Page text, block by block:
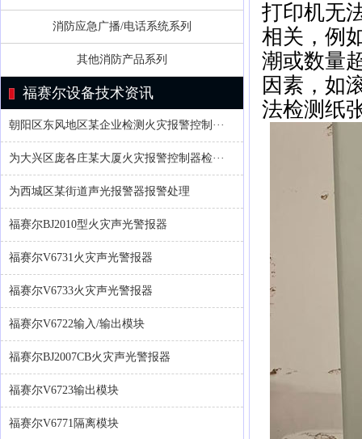
消防应急广播/电话系统系列
其他消防产品系列
福赛尔设备技术资讯
朝阳区东风地区某企业检测火灾报警控制···
为大兴区庞各庄某大厦火灾报警控制器检···
为西城区某街道声光报警器报警处理
福赛尔BJ2010型火灾声光警报器
福赛尔V6731火灾声光警报器
福赛尔V6733火灾声光警报器
福赛尔V6722输入/输出模块
福赛尔BJ2007CB火灾声光警报器
福赛尔V6723输出模块
福赛尔V6771隔离模块
打印机无
相关，例
潮或数量
因素，如
法检测纸